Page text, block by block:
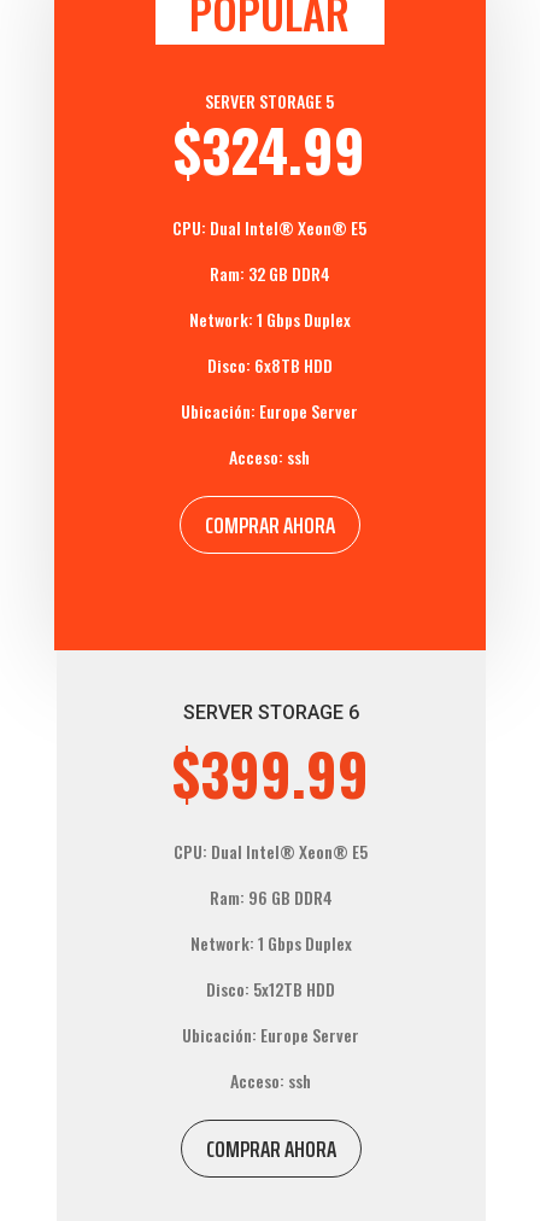
SERVER STORAGE 5
$324.99
CPU: Dual Intel® Xeon® E5
Ram: 32 GB DDR4
Network: 1 Gbps Duplex
Disco: 6x8TB HDD
Ubicación: Europe Server
Acceso: ssh
COMPRAR AHORA
SERVER STORAGE 6
$399.99
CPU: Dual Intel® Xeon® E5
Ram: 96 GB DDR4
Network: 1 Gbps Duplex
Disco: 5x12TB HDD
Ubicación: Europe Server
Acceso: ssh
COMPRAR AHORA